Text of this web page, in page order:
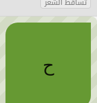
د
ئ ي
ح